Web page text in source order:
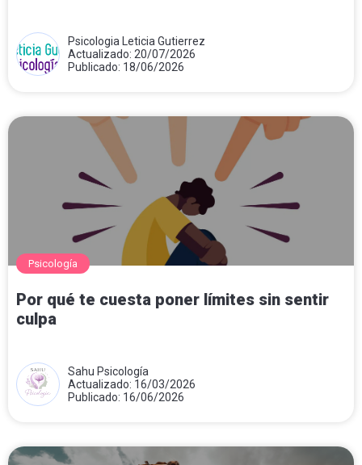
Psicologia Leticia Gutierrez
Actualizado: 20/07/2026
Publicado: 18/06/2026
Psicología
Por qué te cuesta poner límites sin sentir
culpa
Sahu Psicología
Actualizado: 16/03/2026
Publicado: 16/06/2026